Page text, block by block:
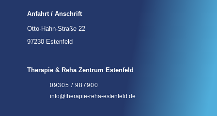
Anfahrt / Anschrift
Otto-Hahn-Straße 22
97230 Estenfeld
Therapie & Reha Zentrum Estenfeld
09305 / 987900
info@therapie-reha-estenfeld.de